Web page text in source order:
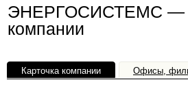
ЭНЕРГОСИСТЕМС —
компании
Карточка компании Офисы,